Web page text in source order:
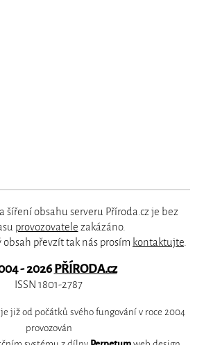
šíření obsahu serveru Příroda.cz je bez
provozovatele zakázáno.
obsah převzít tak nás prosím kontaktujte.
- 2026PŘÍRODA.cz
ISSN 1801-2787
je již od počátků svého fungování v roce 2004
provozován